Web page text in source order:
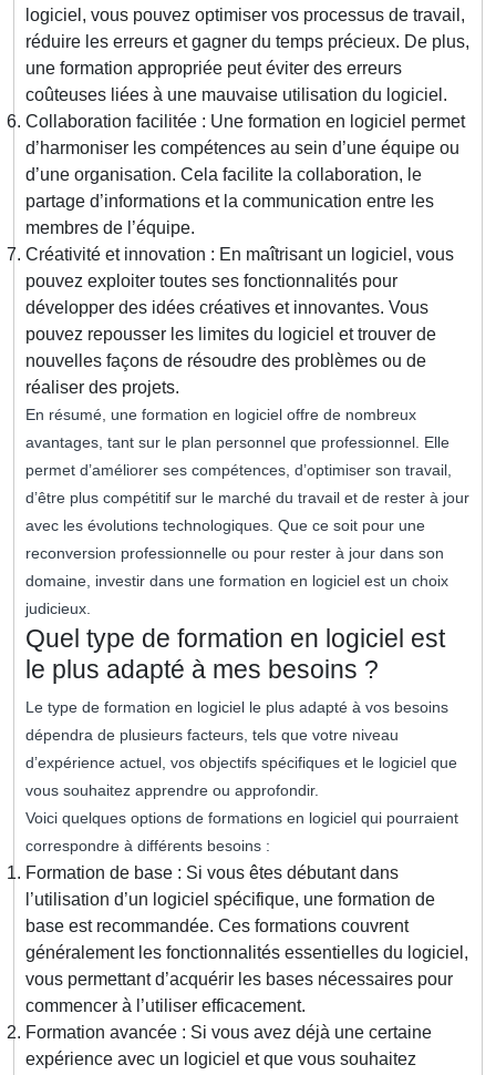
logiciel, vous pouvez optimiser vos processus de travail,
réduire les erreurs et gagner du temps précieux. De plus,
une formation appropriée peut éviter des erreurs
coûteuses liées à une mauvaise utilisation du logiciel.
Collaboration facilitée : Une formation en logiciel permet
d’harmoniser les compétences au sein d’une équipe ou
d’une organisation. Cela facilite la collaboration, le
partage d’informations et la communication entre les
membres de l’équipe.
Créativité et innovation : En maîtrisant un logiciel, vous
pouvez exploiter toutes ses fonctionnalités pour
développer des idées créatives et innovantes. Vous
pouvez repousser les limites du logiciel et trouver de
nouvelles façons de résoudre des problèmes ou de
réaliser des projets.
En résumé, une formation en logiciel offre de nombreux
avantages, tant sur le plan personnel que professionnel. Elle
permet d’améliorer ses compétences, d’optimiser son travail,
d’être plus compétitif sur le marché du travail et de rester à jour
avec les évolutions technologiques. Que ce soit pour une
reconversion professionnelle ou pour rester à jour dans son
domaine, investir dans une formation en logiciel est un choix
judicieux.
Quel type de formation en logiciel est
le plus adapté à mes besoins ?
Le type de formation en logiciel le plus adapté à vos besoins
dépendra de plusieurs facteurs, tels que votre niveau
d’expérience actuel, vos objectifs spécifiques et le logiciel que
vous souhaitez apprendre ou approfondir.
Voici quelques options de formations en logiciel qui pourraient
correspondre à différents besoins :
Formation de base : Si vous êtes débutant dans
l’utilisation d’un logiciel spécifique, une formation de
base est recommandée. Ces formations couvrent
généralement les fonctionnalités essentielles du logiciel,
vous permettant d’acquérir les bases nécessaires pour
commencer à l’utiliser efficacement.
Formation avancée : Si vous avez déjà une certaine
expérience avec un logiciel et que vous souhaitez